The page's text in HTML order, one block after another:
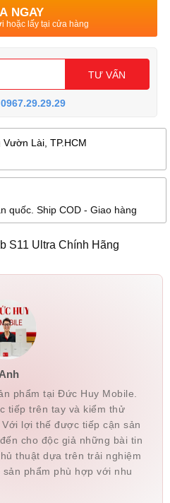
NGAY
hoặc lấy tại cửa hàng
TƯ VẤN
0967.29.29.29
Lài, TP.HCM
quốc. Ship COD - Giao hàng
S11 Ultra Chính Hãng
phẩm tại Đức Huy Mobile.
tiếp trên tay và kiểm thử
lợi thế được tiếp cận sản
cho độc giả những bài tin
thuật dựa trên trải nghiệm
phẩm phù hợp với nhu